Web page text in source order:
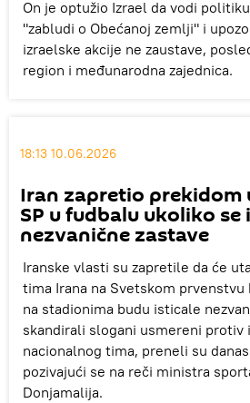
On je optužio Izrael da vodi
"zabludi o Obećanoj zemlji" i
izraelske akcije ne zaustave,
region i međunarodna zajednica.
18:13 10.06.2026
Iran zapretio prekidom
SP u fudbalu ukoliko se
nezvanične zastave
Iranske vlasti su zapretile da će
tima Irana na Svetskom
na stadionima budu isticale
skandirali slogani usmereni protiv
nacionalnog tima, preneli su
pozivajući se na reči ministra
Donjamalija.